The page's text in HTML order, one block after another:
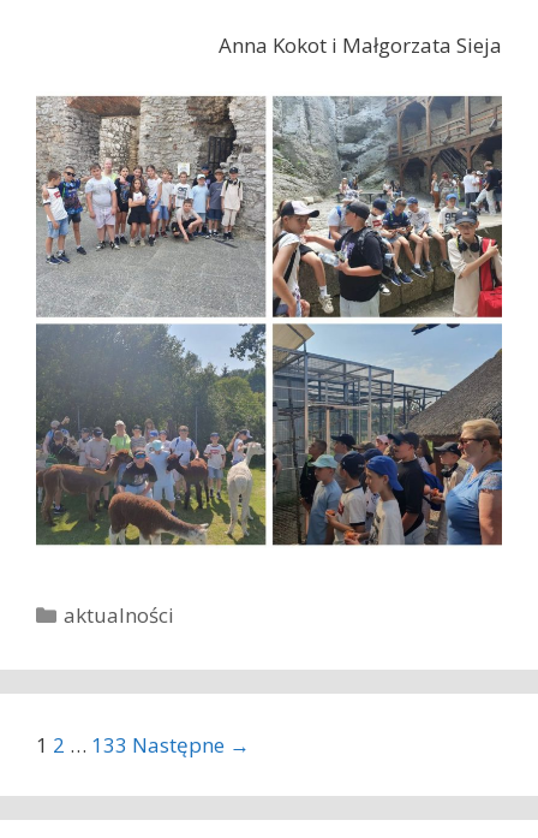
Anna Kokot i Małgorzata Sieja
K
t
e
r
i
aktualności
Z
b
1 2 … 133 Następne →